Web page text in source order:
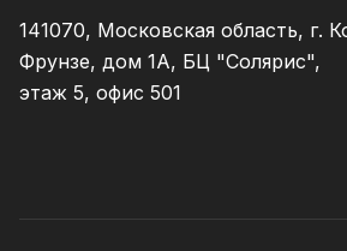
141070, Московская область, г.
Фрунзе, дом 1А, БЦ "Солярис",
этаж 5, офис 501